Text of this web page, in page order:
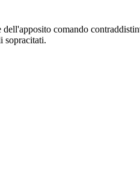
comando
sopracitati.